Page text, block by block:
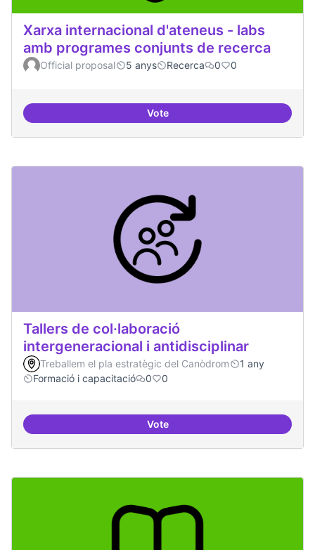
Xarxa internacional d'ateneus - labs
amb programes conjunts de recerca
Official proposal 5 anys Recerca 0 0
VoteXarxa internacional d'ateneus -
Tallers de col·laboració
intergeneracional i antidisciplinar
Treballem el pla estratègic del Canòdrom
1 any
Formació i capacitació
0 0
VoteTallers de col·laboració